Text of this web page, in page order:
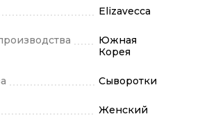
липкости. Применение:
(достаточно 2 капель),
по всему лицу.
Elizavecca
Южная
Корея
Сыворотки
Женский